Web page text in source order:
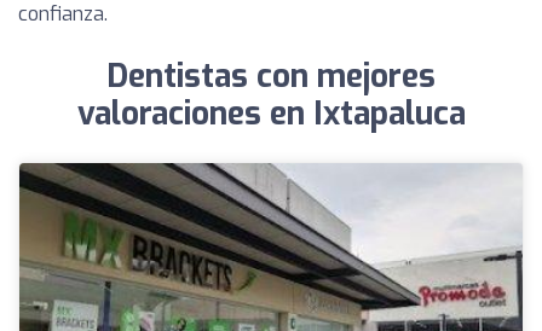
confianza.
Dentistas con mejores
valoraciones en Ixtapaluca